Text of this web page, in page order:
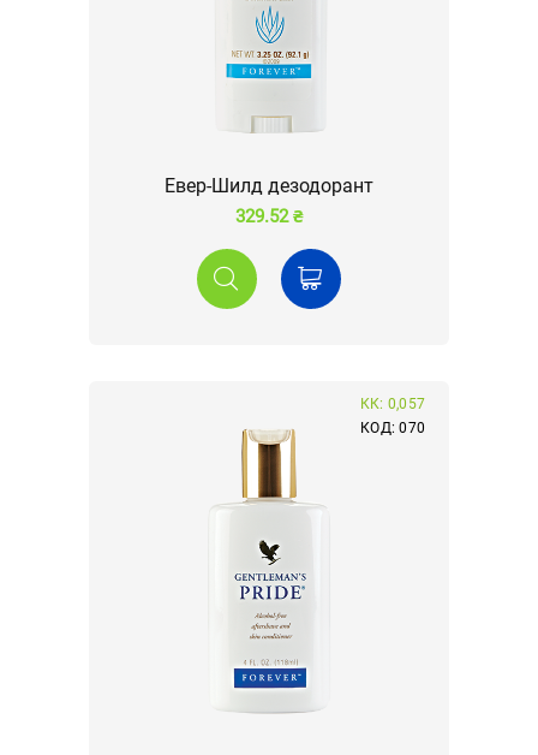
Евер-Шилд дезодорант
329.52 ₴
КОД: 070
КК: 0,057